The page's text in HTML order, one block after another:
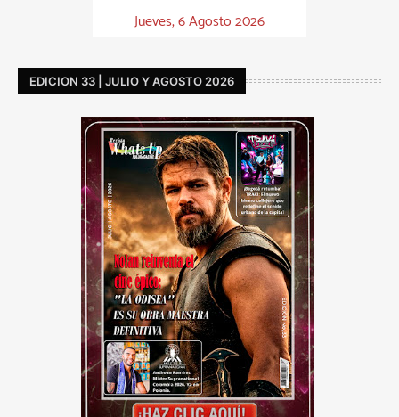
Jueves, 6 Agosto 2026
EDICION 33 | JULIO Y AGOSTO 2026